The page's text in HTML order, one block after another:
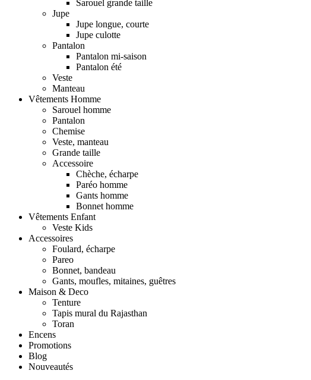
Sarouel grande taille
Jupe
Jupe longue, courte
Jupe culotte
Pantalon
Pantalon mi-saison
Pantalon été
Veste
Manteau
Vêtements Homme
Sarouel homme
Pantalon
Chemise
Veste, manteau
Grande taille
Accessoire
Chèche, écharpe
Paréo homme
Gants homme
Bonnet homme
Vêtements Enfant
Veste Kids
Accessoires
Foulard, écharpe
Pareo
Bonnet, bandeau
Gants, moufles, mitaines, guêtres
Maison & Deco
Tenture
Tapis mural du Rajasthan
Toran
Encens
Promotions
Blog
Nouveautés